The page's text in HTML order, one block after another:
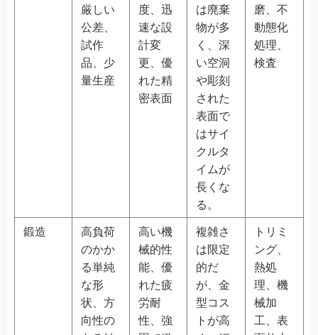
厳しい
公差、
試作
品、少
量生産
度、迅
速な設
計変
更、優
れた精
密表面
は廃棄
物が多
く、深
い空洞
や彫刻
された
表面で
はサイ
クルタ
イムが
長くな
る。
磨、不
動態化
処理、
検査
鍛造
高負荷
のかか
る単純
な形
状、方
向性の
高い機
械的性
能、優
れた疲
労耐
性、強
複雑さ
は限定
的だ
が、金
型コス
トが高
トリミ
ング、
熱処
理、機
械加
工、表